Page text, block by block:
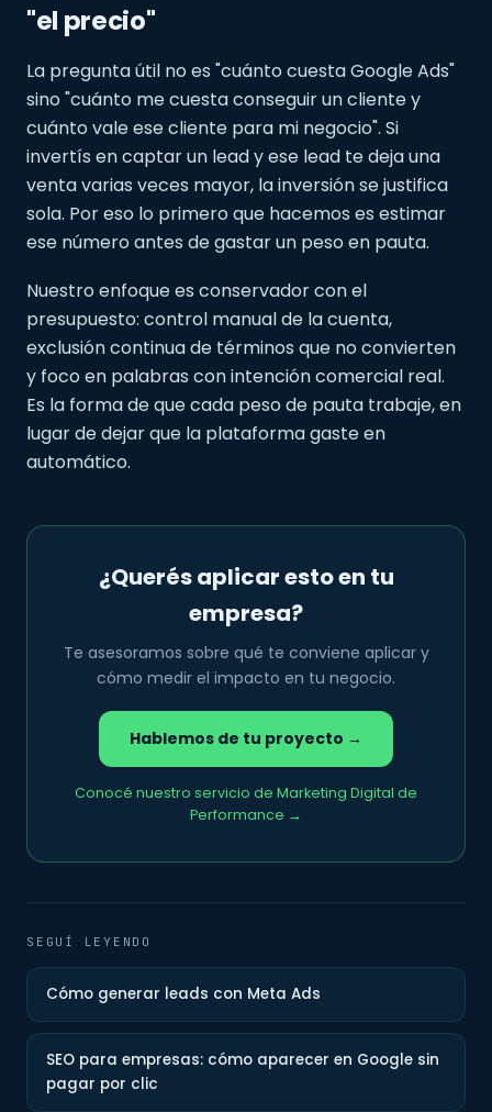
"el precio"
La pregunta útil no es "cuánto cuesta Google Ads"
sino "cuánto me cuesta conseguir un cliente y
cuánto vale ese cliente para mi negocio". Si
invertís en captar un lead y ese lead te deja una
venta varias veces mayor, la inversión se justifica
sola. Por eso lo primero que hacemos es estimar
ese número antes de gastar un peso en pauta.
Nuestro enfoque es conservador con el
presupuesto: control manual de la cuenta,
exclusión continua de términos que no convierten
y foco en palabras con intención comercial real.
Es la forma de que cada peso de pauta trabaje, en
lugar de dejar que la plataforma gaste en
automático.
¿Querés aplicar esto en tu
empresa?
Te asesoramos sobre qué te conviene aplicar y
cómo medir el impacto en tu negocio.
Hablemos de tu proyecto →
Conocé nuestro servicio de Marketing Digital de
Performance →
SEGUÍ LEYENDO
Cómo generar leads con Meta Ads
SEO para empresas: cómo aparecer en Google sin
pagar por clic